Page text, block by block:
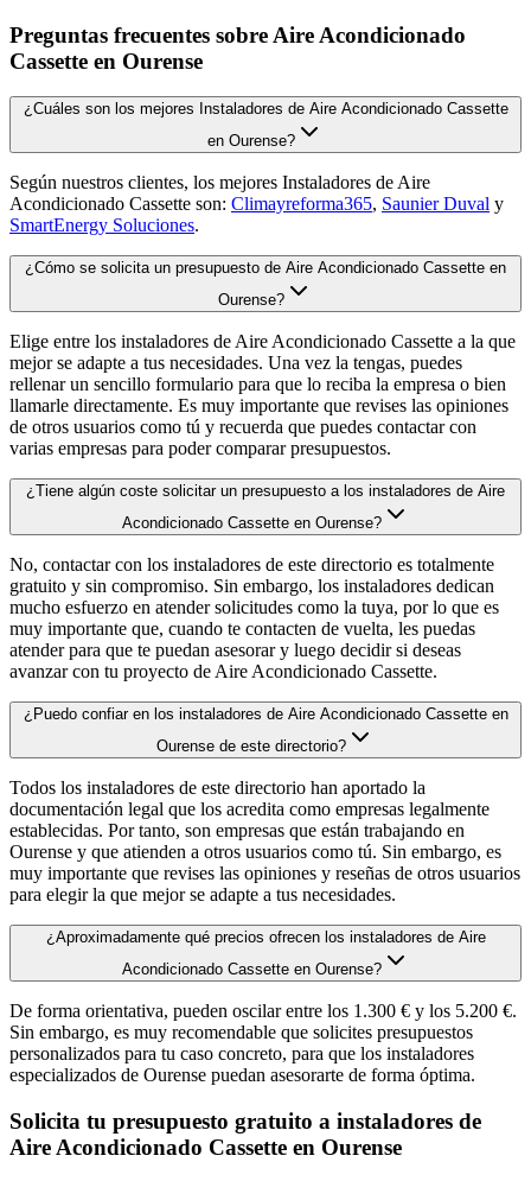
Preguntas frecuentes sobre Aire Acondicionado
Cassette en Ourense
¿Cuáles son los mejores Instaladores de Aire Acondicionado Cassette
en Ourense?
Según nuestros clientes, los mejores Instaladores de Aire
Acondicionado Cassette son: Climayreforma365, Saunier Duval y
SmartEnergy Soluciones.
¿Cómo se solicita un presupuesto de Aire Acondicionado Cassette en
Ourense?
Elige entre los instaladores de Aire Acondicionado Cassette a la que
mejor se adapte a tus necesidades. Una vez la tengas, puedes
rellenar un sencillo formulario para que lo reciba la empresa o bien
llamarle directamente. Es muy importante que revises las opiniones
de otros usuarios como tú y recuerda que puedes contactar con
varias empresas para poder comparar presupuestos.
¿Tiene algún coste solicitar un presupuesto a los instaladores de Aire
Acondicionado Cassette en Ourense?
No, contactar con los instaladores de este directorio es totalmente
gratuito y sin compromiso. Sin embargo, los instaladores dedican
mucho esfuerzo en atender solicitudes como la tuya, por lo que es
muy importante que, cuando te contacten de vuelta, les puedas
atender para que te puedan asesorar y luego decidir si deseas
avanzar con tu proyecto de Aire Acondicionado Cassette.
¿Puedo confiar en los instaladores de Aire Acondicionado Cassette en
Ourense de este directorio?
Todos los instaladores de este directorio han aportado la
documentación legal que los acredita como empresas legalmente
establecidas. Por tanto, son empresas que están trabajando en
Ourense y que atienden a otros usuarios como tú. Sin embargo, es
muy importante que revises las opiniones y reseñas de otros usuarios
para elegir la que mejor se adapte a tus necesidades.
¿Aproximadamente qué precios ofrecen los instaladores de Aire
Acondicionado Cassette en Ourense?
De forma orientativa, pueden oscilar entre los 1.300 € y los 5.200 €.
Sin embargo, es muy recomendable que solicites presupuestos
personalizados para tu caso concreto, para que los instaladores
especializados de Ourense puedan asesorarte de forma óptima.
Solicita tu presupuesto gratuito a instaladores de
Aire Acondicionado Cassette en Ourense